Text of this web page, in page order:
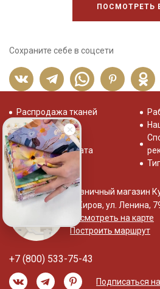
ПОСМОТРЕТЬ
Сохраните себе в соцсети
Распродажа тканей
Отзывы о нас
Система скидок
Доставка и оплата
Розничный магазин
г. Киров, ул. Ленина,
Посмотреть на карте
Построить маршрут
+7 (800) 533-75-43
Подписаться